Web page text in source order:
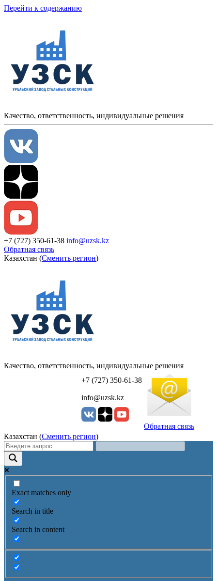
Перейти к содержанию
Качество, ответственность, индивидуальные решения
+7 (727) 350-61-38 info@uzsk.kz
Обратная связь
Казахстан (Сменить регион)
УЗСК Казахстан
Качество, ответственность, индивидуальные решения
+7 (727) 350-61-38
info@uzsk.kz
Обратная связь
Казахстан (Сменить регион)
Exact matches only
Search in title
Search in content